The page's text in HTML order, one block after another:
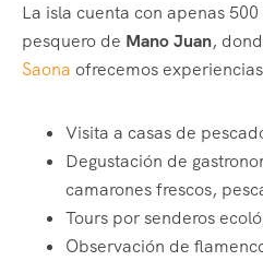
La isla cuenta con apenas
pesquero de Mano Juan,
Saona ofrecemos
Visita a casas de
Degustación de
camarones frescos,
Tours por senderos
Observación de